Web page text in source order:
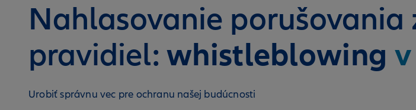
Nahlasovanie porušovania
pravidiel: whistleblowing
Urobiť správnu vec pre ochranu našej budúcnosti